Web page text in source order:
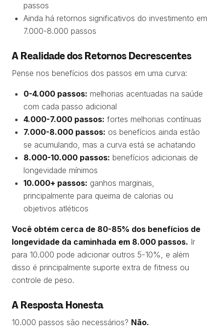
passos
Ainda há retornos significativos do investimento em
7.000-8.000 passos
A Realidade dos Retornos Decrescentes
Pense nos benefícios dos passos em uma curva:
0-4.000 passos: melhorias acentuadas na saúde
com cada passo adicional
4.000-7.000 passos: fortes melhorias contínuas
7.000-8.000 passos: os benefícios ainda estão
se acumulando, mas a curva está se achatando
8.000-10.000 passos: benefícios adicionais de
longevidade mínimos
10.000+ passos: ganhos marginais,
principalmente para queima de calorias ou
objetivos atléticos
Você obtém cerca de 80-85% dos benefícios de
longevidade da caminhada em 8.000 passos. Ir
para 10.000 pode adicionar outros 5-10%, e além
disso é principalmente suporte extra de fitness ou
controle de peso.
A Resposta Honesta
10.000 passos são necessários? Não.